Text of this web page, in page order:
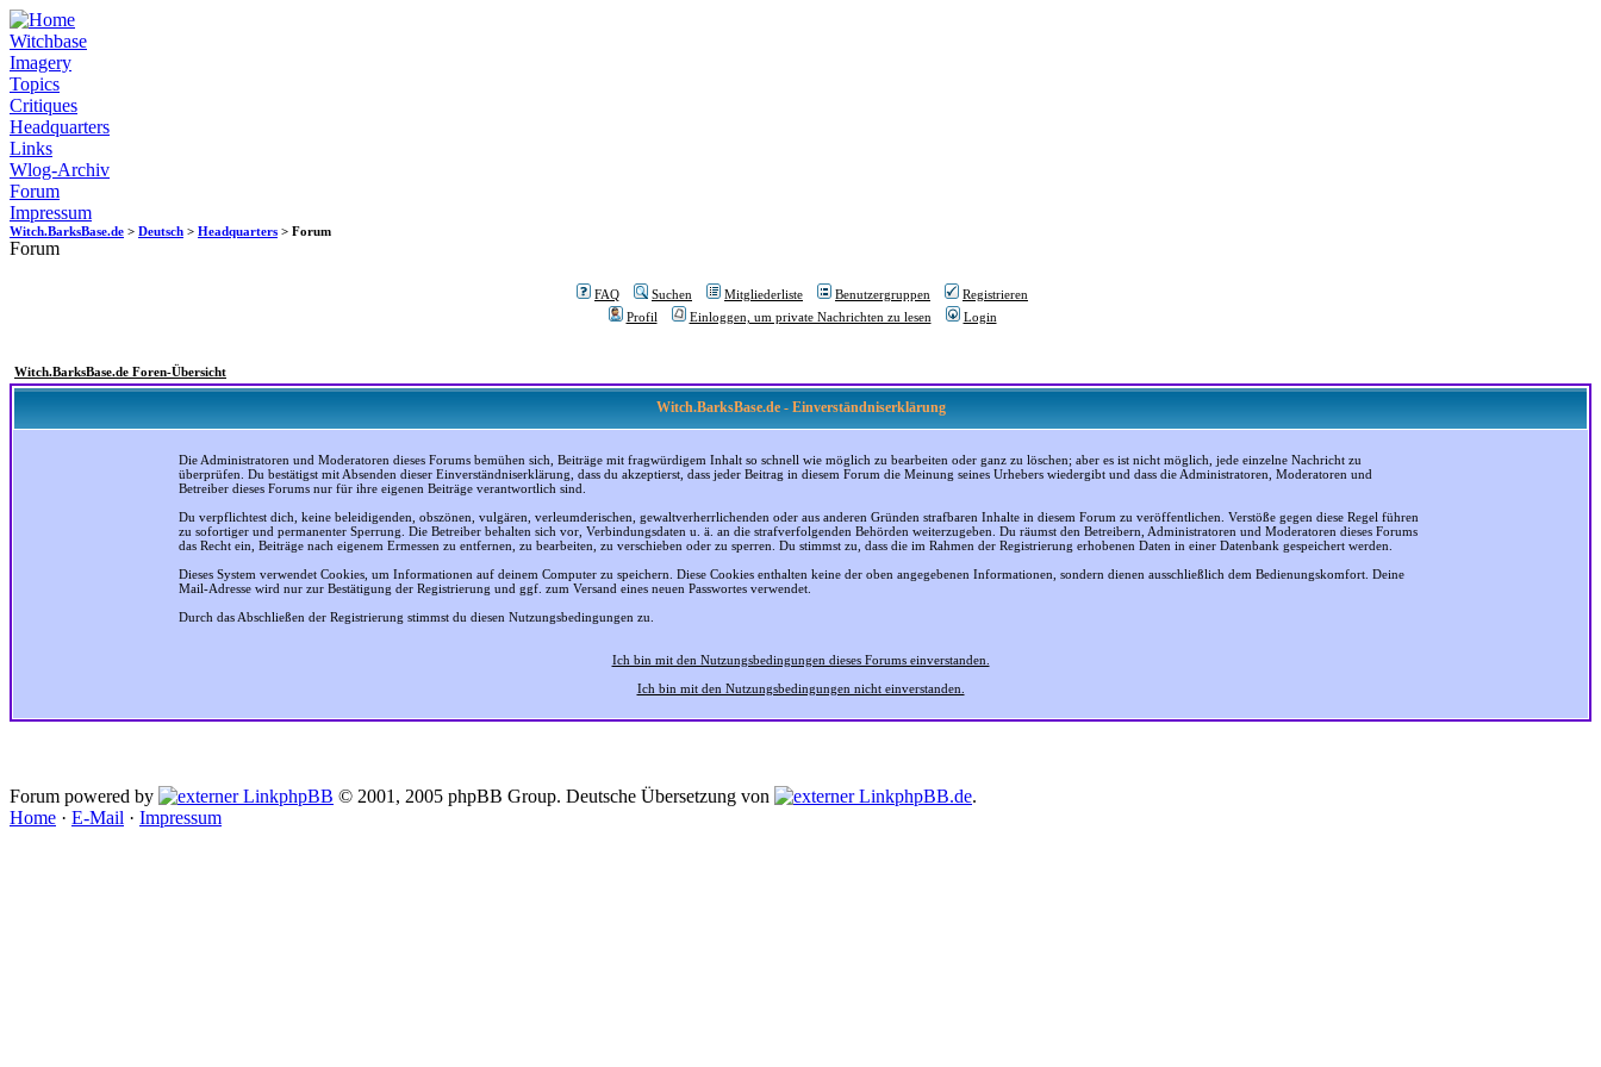
Witchbase
Imagery
Topics
Critiques
Headquarters
Links
Wlog-Archiv
Forum
Impressum
Witch.BarksBase.de > Deutsch > Headquarters > Forum
Forum
FAQ Suchen Mitgliederliste Benutzergruppen
Registrieren
Profil
Einloggen, um private Nachrichten zu lesen Login
Witch.BarksBase.de Foren-Übersicht
Witch.BarksBase.de - Einverständniserklärung
Die Administratoren und Moderatoren dieses Forums bemühen sich, Beiträge mit fragwürdigem Inhalt so schnell wie möglich zu bearbeiten oder ganz zu löschen; aber es ist nicht möglich, jede einzelne Nachricht zu
überprüfen. Du bestätigst mit Absenden dieser Einverständniserklärung, dass du akzeptierst, dass jeder Beitrag in diesem Forum die Meinung seines Urhebers wiedergibt und dass die Administratoren, Moderatoren und
Betreiber dieses Forums nur für ihre eigenen Beiträge verantwortlich sind.
Du verpflichtest dich, keine beleidigenden, obszönen, vulgären, verleumderischen, gewaltverherrlichenden oder aus anderen Gründen strafbaren Inhalte in diesem Forum zu veröffentlichen. Verstöße gegen diese Regel führen
zu sofortiger und permanenter Sperrung. Die Betreiber behalten sich vor, Verbindungsdaten u. ä. an die strafverfolgenden Behörden weiterzugeben. Du räumst den Betreibern, Administratoren und Moderatoren dieses Forums
das Recht ein, Beiträge nach eigenem Ermessen zu entfernen, zu bearbeiten, zu verschieben oder zu sperren. Du stimmst zu, dass die im Rahmen der Registrierung erhobenen Daten in einer Datenbank gespeichert werden.
Dieses System verwendet Cookies, um Informationen auf deinem Computer zu speichern. Diese Cookies enthalten keine der oben angegebenen Informationen, sondern dienen ausschließlich dem Bedienungskomfort. Deine
Mail-Adresse wird nur zur Bestätigung der Registrierung und ggf. zum Versand eines neuen Passwortes verwendet.
Durch das Abschließen der Registrierung stimmst du diesen Nutzungsbedingungen zu.
Ich bin mit den Nutzungsbedingungen dieses Forums einverstanden.
Ich bin mit den Nutzungsbedingungen nicht einverstanden.
Forum powered by phpBB © 2001, 2005 phpBB Group. Deutsche Übersetzung von phpBB.de.
Home · E-Mail · Impressum